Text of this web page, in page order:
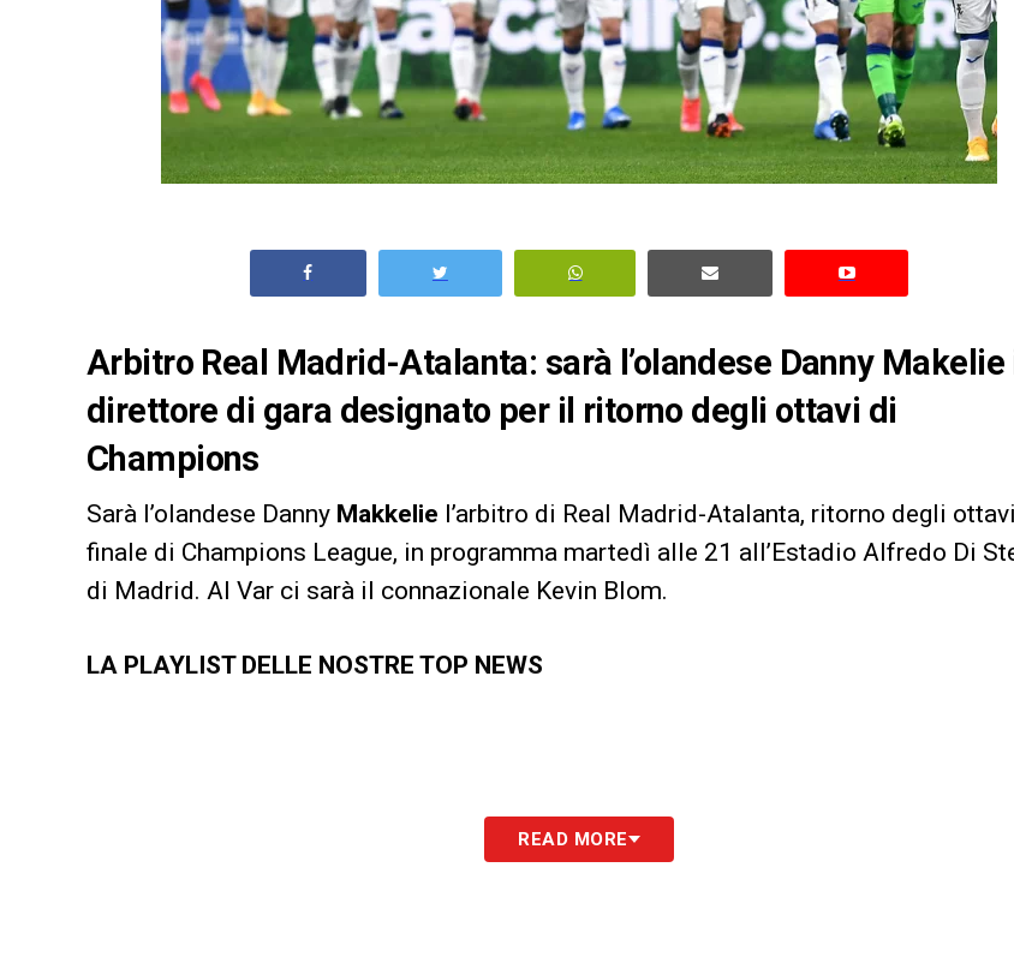
Arbitro Real Madrid-Atalanta: sarà l’olandese Danny Makelie
direttore di gara designato per il ritorno degli ottavi di
Champions
Sarà l’olandese Danny Makkelie l’arbitro di Real Madrid-Atalanta, ritorno degli
finale di Champions League, in programma martedì alle 21 all’Estadio Alfredo Di
di Madrid. Al Var ci sarà il connazionale Kevin Blom.
LA PLAYLIST DELLE NOSTRE TOP NEWS
READ MORE